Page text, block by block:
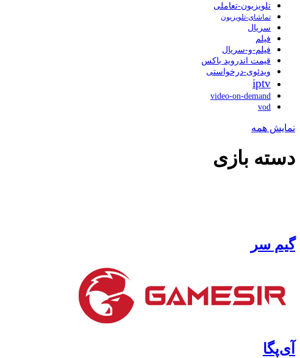
تلویزیون-تعاملی
تماشای-تلویزیون
سریال
فیلم
فیلم-و-سریال
قیمت اندروید باکس
ویدئوی-درخواستی
iptv
video-on-demand
vod
نمایش همه
دسته بازی
گیم سر
آی‌پگا